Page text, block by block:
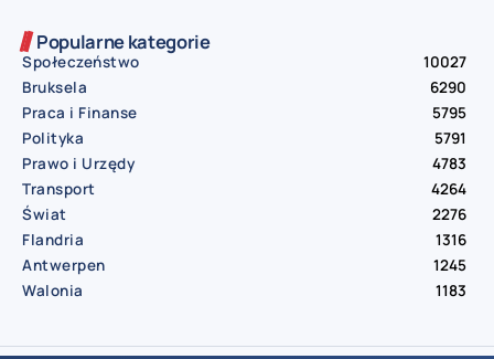
Popularne kategorie
Społeczeństwo
10027
Bruksela
6290
Praca i Finanse
5795
Polityka
5791
Prawo i Urzędy
4783
Transport
4264
Świat
2276
Flandria
1316
Antwerpen
1245
Walonia
1183